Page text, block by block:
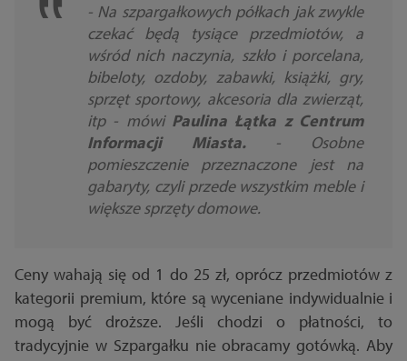
- Na szpargałkowych półkach jak zwykle
czekać będą tysiące przedmiotów, a
wśród nich naczynia, szkło i porcelana,
bibeloty, ozdoby, zabawki, książki, gry,
sprzęt sportowy, akcesoria dla zwierząt,
itp - mówi Paulina Łątka z Centrum
Informacji Miasta.- Osobne
pomieszczenie przeznaczone jest na
gabaryty, czyli przede wszystkim meble i
większe sprzęty domowe.
Ceny wahają się od 1 do 25 zł, oprócz przedmiotów z
kategorii premium, które są wyceniane indywidualnie i
mogą być droższe. Jeśli chodzi o płatności, to
tradycyjnie w Szpargałku nie obracamy gotówką. Aby